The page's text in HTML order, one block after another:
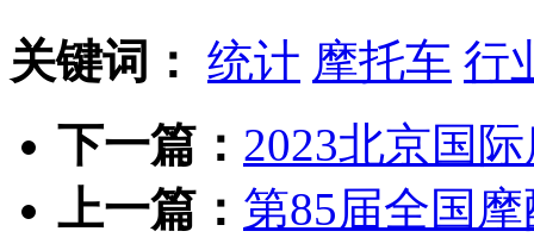
关键词： 统计 摩托车 行
下一篇： 2023北京国
上一篇： 第85届全国